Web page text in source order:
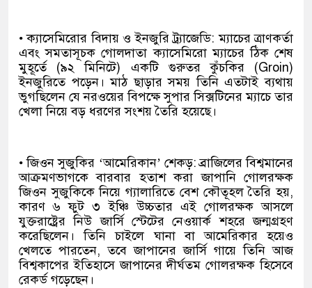
• ক্যাসেমিরোর বিদায় ও ইনজুরি ট্র্যাজেডি: ম্যাচের ত্রাণকর্তা
এবং সমতাসূচক গোলদাতা ক্যাসেমিরো ম্যাচের ঠিক শেষ
মুহূর্তে (৯২ মিনিটে) একটি গুরুতর কুঁচকির (Groin)
ইনজুরিতে পড়েন। মাঠ ছাড়ার সময় তিনি এতটাই ব্যথায়
ভুগছিলেন যে নরওয়ের বিপক্ষে সুপার সিক্সটিনের ম্যাচে তার
খেলা নিয়ে বড় ধরণের সংশয় তৈরি হয়েছে।
• জিওন সুজুকির ‘আমেরিকান’ শেকড়: ব্রাজিলের বিশ্বমানের
আক্রমণভাগকে বারবার হতাশ করা জাপানি গোলরক্ষক
জিওন সুজুকিকে নিয়ে গ্যালারিতে বেশ কৌতূহল তৈরি হয়,
কারণ ৬ ফুট ৩ ইঞ্চি উচ্চতার এই গোলরক্ষক আসলে
যুক্তরাষ্ট্রের নিউ জার্সি স্টেটের নেওয়ার্ক শহরে জন্মগ্রহণ
করেছিলেন। তিনি চাইলে ঘানা বা আমেরিকার হয়েও
খেলতে পারতেন, তবে জাপানের জার্সি গায়ে তিনি আজ
বিশ্বকাপের ইতিহাসে জাপানের দীর্ঘতম গোলরক্ষক হিসেবে
রেকর্ড গড়েছেন।